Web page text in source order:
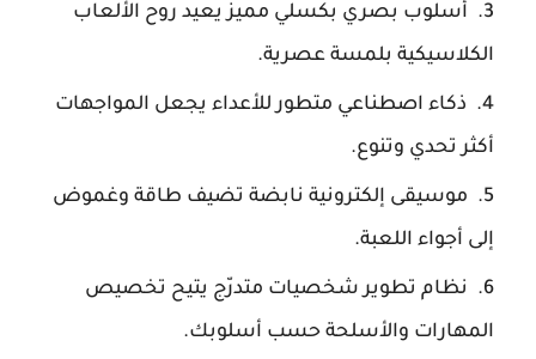
أسلوب بصري بكسلي مميز يعيد روح الألعاب
الكلاسيكية بلمسة عصرية.
ذكاء اصطناعي متطور للأعداء يجعل المواجهات
أكثر تحدي وتنوع.
موسيقى إلكترونية نابضة تضيف طاقة وغموض
إلى أجواء اللعبة.
نظام تطوير شخصيات متدرّج يتيح تخصيص
المهارات والأسلحة حسب أسلوبك.